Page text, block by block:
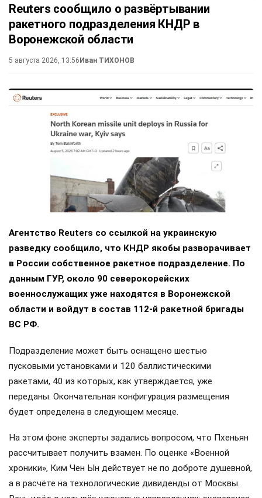
Reuters сообщило о развёртывании
ракетного подразделения КНДР в
Воронежской области
5 августа 2026, 13:56 Иван ТИХОНОВ
Агентство Reuters со ссылкой на украинскую
разведку сообщило, что КНДР якобы разворачивает
в России собственное ракетное подразделение. По
данным ГУР, около 90 северокорейских
военнослужащих уже находятся в Воронежской
области и войдут в состав 112-й ракетной бригады
ВС РФ.
Подразделение может быть оснащено шестью
пусковыми установками и 120 баллистическими
ракетами, 40 из которых, как утверждается, уже
переданы. Окончательная конфигурация размещения
будет определена в следующем месяце.
На этом фоне эксперты задались вопросом, что Пхеньян
рассчитывает получить взамен. По оценке «Военной
хроники», Ким Чен Ын действует не по доброте душевной,
а в расчёте на технологические дивиденды от Москвы.